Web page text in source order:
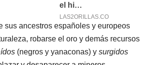
sus ancestros españoles y europeos
robarse el oro y demás recursos
(negros y yanaconas) y surgidos